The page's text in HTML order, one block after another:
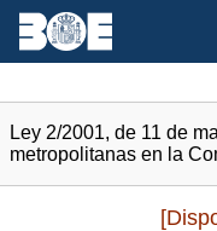
Ley 2/2001, de 11 de
metropolitanas en la